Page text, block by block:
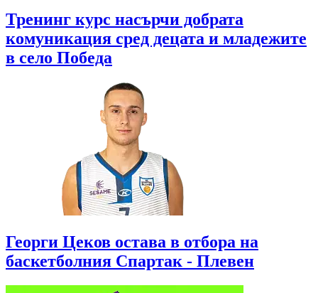
Тренинг курс насърчи добрата
комуникация сред децата и младежите
в село Победа
Георги Цеков остава в отбора на
баскетболния Спартак - Плевен